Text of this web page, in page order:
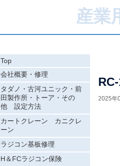
産業
2025年
Top
会社概要・修理
タダノ・古河ユニック・前
田製作所・トーア・その
他 設定方法
カートクレーン カニクレ
ーン
ラジコン基板修理
H＆FCラジコン保険